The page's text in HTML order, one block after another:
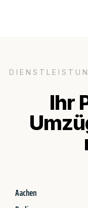
Ihr
Aachen